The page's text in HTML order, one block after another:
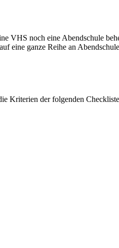
VHS noch eine Abendschule
eine ganze Reihe an
Kriterien der folgenden